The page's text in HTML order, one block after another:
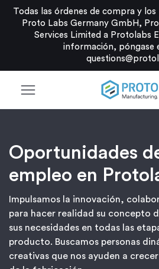
Todas las órdenes de compra y
Proto Labs Germany GmbH,
Services Limited a Protolabs
información, póngase
menu
Oportunidades
empleo en
Impulsamos la innovación,
para hacer realidad su concepto
sus necesidades en todas las
producto. Buscamos personas
creativas que nos ayuden a